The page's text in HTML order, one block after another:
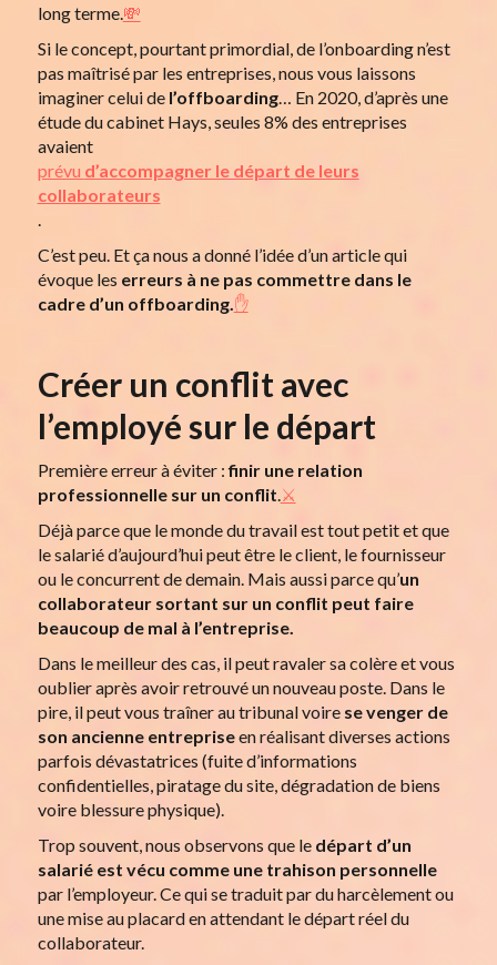
long terme. 💸
Si le concept, pourtant primordial, de l’onboarding n’est
pas maîtrisé par les entreprises, nous vous laissons
imaginer celui de l’offboarding… En 2020, d’après une
étude du cabinet Hays, seules 8% des entreprises
avaient
prévu d’accompagner le départ de leurs
collaborateurs
C’est peu. Et ça nous a donné l’idée d’un article qui
évoque les erreurs à ne pas commettre dans le
cadre d’un offboarding. ✋
Créer un conflit avec
l’employé sur le départ
Première erreur à éviter :finir une relation
professionnelle sur un conflit ⚔️
Déjà parce que le monde du travail est tout petit et que
le salarié d’aujourd’hui peut être le client, le fournisseur
ou le concurrent de demain. Mais aussi parce qu’un
collaborateur sortant sur un conflit peut faire
beaucoup de mal à l’entreprise.
Dans le meilleur des cas, il peut ravaler sa colère et vous
oublier après avoir retrouvé un nouveau poste. Dans le
pire, il peut vous traîner au tribunal voirese venger de
son ancienne entrepriseen réalisant diverses actions
parfois dévastatrices (fuite d’informations
confidentielles, piratage du site, dégradation de biens
voire blessure physique).
Trop souvent, nous observons que le départ d’un
salarié est vécu comme une trahison personnelle
par l’employeur. Ce qui se traduit par du harcèlement ou
une mise au placard en attendant le départ réel du
collaborateur.